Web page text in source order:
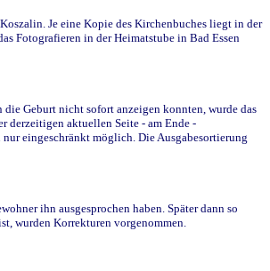
Je eine Kopie des Kirchenbuches liegt in der
Fotografieren in der Heimatstube in Bad Essen
Geburt nicht sofort anzeigen konnten, wurde das
derzeitigen aktuellen Seite - am Ende -
eingeschränkt möglich. Die Ausgabesortierung
ihn ausgesprochen haben. Später dann so
wurden Korrekturen vorgenommen.